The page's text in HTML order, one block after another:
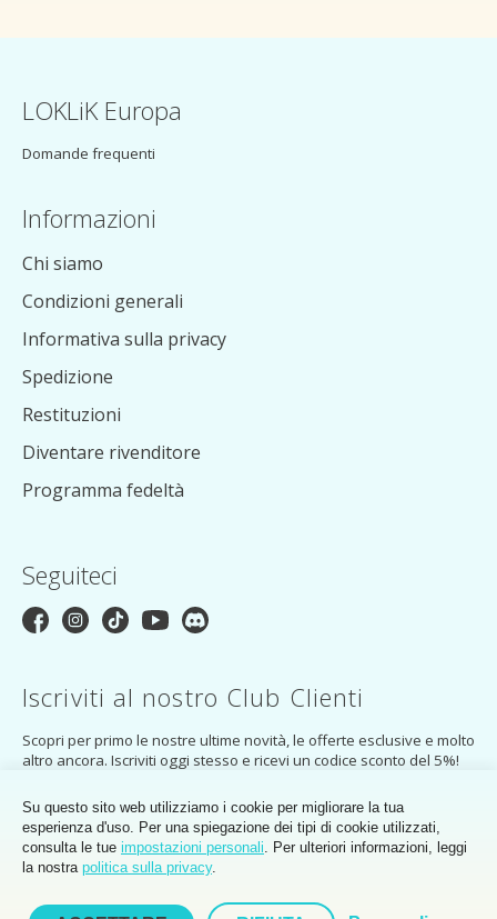
LOKLiK Europa
Domande frequenti
Informazioni
Chi siamo
Condizioni generali
Informativa sulla privacy
Spedizione
Restituzioni
Diventare rivenditore
Programma fedeltà
Seguiteci
Iscriviti al nostro Club Clienti
Scopri per primo le nostre ultime novità, le offerte esclusive e molto
altro ancora. Iscriviti oggi stesso e ricevi un codice sconto del 5%!
ISCRIVETEVI
Iscrivendoti accettil'informativa sulla privacydel MakerMondo Customer
Club.
Su questo sito web utilizziamo i cookie per migliorare la tua
esperienza d'uso. Per una spiegazione dei tipi di cookie utilizzati,
consulta le tue impostazioni personali. Per ulteriori informazioni, leggi
la nostra politica sulla privacy.